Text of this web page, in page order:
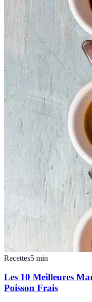
Recettes5 min
Les 10 Meilleures
Poisson Frais